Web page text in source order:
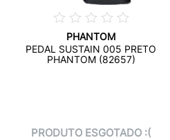
PHANTOM
PEDAL SUSTAIN 005 PRETO
PHANTOM (82657)
PRODUTO ESGOTADO :(